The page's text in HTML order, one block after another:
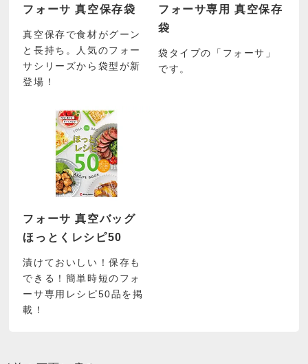
フォーサ 真空保存袋
真空保存で食材がグーン
と長持ち。人気のフォー
サシリーズから袋型が新
登場！
フォーサ専用 真空保存
袋
袋タイプの「フォーサ」
です。
フォーサ 真空バッグ
ほっとくレシピ50
漬けておいしい！保存も
できる！簡単時短のフォ
ーサ専用レシピ50品を掲
載！